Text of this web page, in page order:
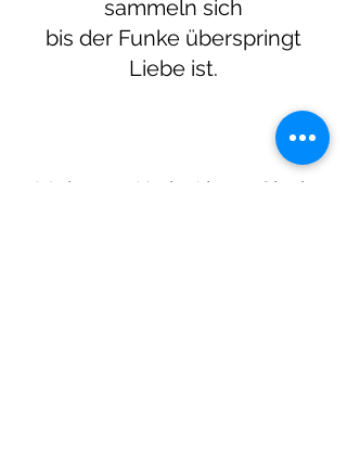
sammeln sich
bis der Funke überspringt
Liebe ist.
Mehr von Karin Alette Gisch